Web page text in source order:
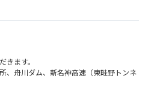
きます。
、舟川ダム、新名神高速（東畦野トンネ